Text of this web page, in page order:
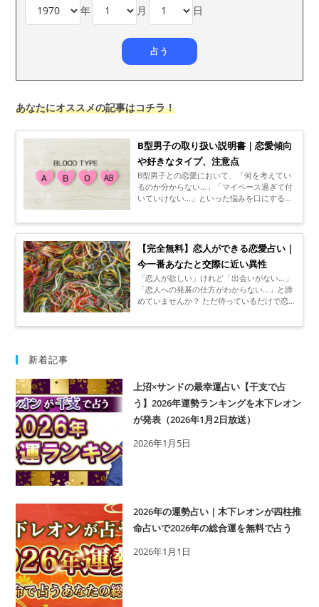
年 月 日
あなたにオススメの記事はコチラ！
B型男子の取り扱い説明書｜恋愛傾向
や好きなタイプ、注意点
B型男子との恋愛において、「何を考えてい
るのか分からない…」「マイペース過ぎて付
いていけない…」といった悩みを口にする女
かしたら「分かる分かる！」「私だけじゃな
かった！」と共感している人もいるかもしれ
ませんが、B型男子との恋愛を攻略するため
には、B型男子の恋愛傾向を知ることが必須
です！ 今回はB型男子によく見られる恋愛傾
向や好きになるタイプについて、一緒に見て
みましょう。
【完全無料】恋人ができる恋愛占い｜
今一番あなたと交際に近い異性
「恋人が欲しい」けれど「出会いがない…」
「恋人への発展の仕方がわからない…」と諦
めていませんか？ ただ待っているだけで恋
ん。 恋人を作るには、少なからず積極的に
紹介します。 完全無料でお試しもできるた
め、「どんな人が一番の恋人候補なのか」
「気になっている相手の気持ちが知りたい」
といった様々な恋愛の悩みに占いという観点
からアドバイスをもらうのもいいでしょう。
新着記事
上沼×サンドの最幸運占い【干支で占
う】2026年運勢ランキングを木下レオン
が発表（2026年1月2日放送）
2026年1月5日
2026年の運勢占い｜木下レオンが四柱推
命占いで2026年の総合運を無料で占う
2026年1月1日